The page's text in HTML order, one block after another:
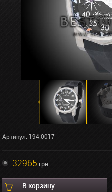
Артикул: 194.0017
32965 грн
В корзину